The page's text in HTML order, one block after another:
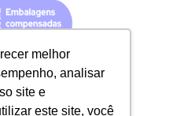
melhor
analisar
site e
este site, você